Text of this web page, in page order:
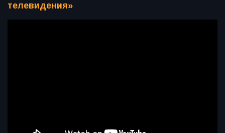
телевидения»